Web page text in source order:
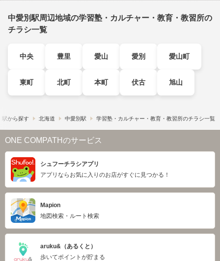
中愛別駅周辺地域の学習塾・カルチャー・教育・教習所の
チラシ一覧
中央 豊里 愛山 愛別 愛山町
東町 北町 本町 伏古 旭山
駅から探す 北海道 中愛別駅 学習塾・カルチャー・教育・教習所のチラシ一覧
ONE COMPATHのサービス
シュフーチラシアプリ
アプリならお気に入りのお店がすぐに見つかる！
Mapion
地図検索・ルート検索
aruku&（あるくと）
歩いてポイントが貯まる